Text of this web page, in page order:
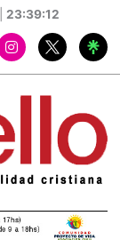
23:39:13
I
n
r
a
m